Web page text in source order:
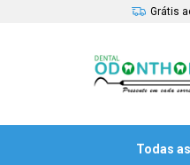
Grátis
Todas